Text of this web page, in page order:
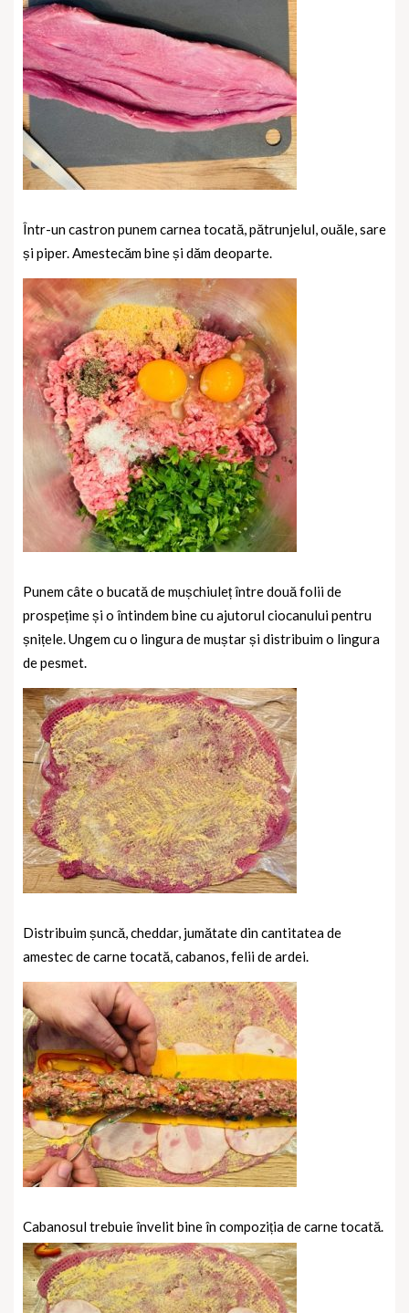
Într-un castron punem carnea tocată, pătrunjelul, ouăle, sare
și piper. Amestecăm bine și dăm deoparte.
Punem câte o bucată de mușchiuleț între două folii de
prospețime și o întindem bine cu ajutorul ciocanului pentru
șnițele.Ungem cu o lingura de muștar și distribuim o lingura
de pesmet.
Distribuim șuncă, cheddar, jumătate din cantitatea de
amestec de carne tocată, cabanos, felii de ardei.
Cabanosul trebuie învelit bine în compoziția de carne tocată.